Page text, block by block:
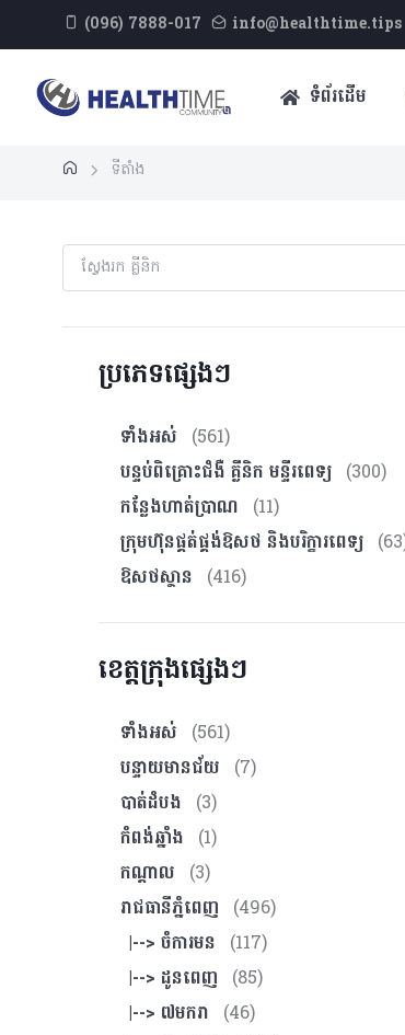
(096) 7888-017 info@healthtime.tips
ទំព័រដើម
ទីតាំង
ប្រភេទផ្សេងៗ
ទាំងអស់
(561)
បន្ទប់ពិគ្រោះ​ជំងឺ គ្លីនិក មន្ទីរពេទ្យ (300)
កន្លែងហាត់ប្រាណ
(11)
ក្រុមហ៊ុនផ្គត់ផ្គង់ឱសថ និងបរិក្ខារពេទ្យ
ឱសថស្ថាន
(416)
ខេត្តក្រុងផ្សេងៗ
ទាំងអស់
(561)
បន្ទាយមានជ័យ
(7)
បាត់ដំបង
(3)
កំពង់ឆ្នាំង
(1)
កណ្ដាល
(3)
រាជធានីភ្នំពេញ
(496)
|--> ចំការមន
(117)
|--> ដូនពេញ
(85)
|--> ៧មករា
(46)